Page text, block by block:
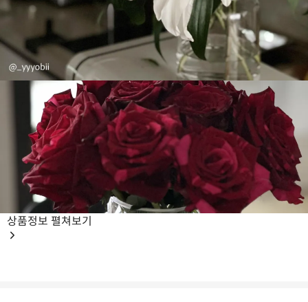
상품정보 펼쳐보기